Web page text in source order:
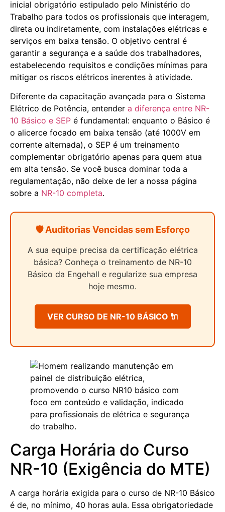
inicial obrigatório estipulado pelo Ministério do
Trabalho para todos os profissionais que interagem,
direta ou indiretamente, com instalações elétricas e
serviços em baixa tensão. O objetivo central é
garantir a segurança e a saúde dos trabalhadores,
estabelecendo requisitos e condições mínimas para
mitigar os riscos elétricos inerentes à atividade.
Diferente da capacitação avançada para o Sistema
Elétrico de Potência, entender a diferença entre NR-
10 Básico e SEP é fundamental: enquanto o Básico é
o alicerce focado em baixa tensão (até 1000V em
corrente alternada), o SEP é um treinamento
complementar obrigatório apenas para quem atua
em alta tensão. Se você busca dominar toda a
regulamentação, não deixe de ler a nossa página
sobre a NR-10 completa.
🛡️ Auditorias Vencidas sem Esforço
A sua equipe precisa da certificação elétrica
básica? Conheça o treinamento de NR-10
Básico da Engehall e regularize sua empresa
hoje mesmo.
VER CURSO DE NR-10 BÁSICO 🔌
Carga Horária do Curso
NR-10 (Exigência do MTE)
A carga horária exigida para o curso de NR-10 Básico
é de, no mínimo, 40 horas aula. Essa obrigatoriedade